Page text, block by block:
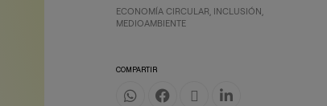
ECONOMÍA CIRCULAR INCLUSIÓN
MEDIOAMBIENTE
COMPARTIR